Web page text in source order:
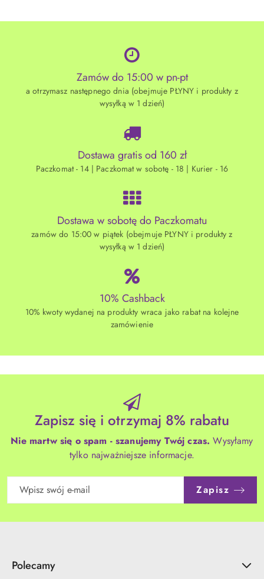
Zamów do 15:00 w pn-pt
a otrzymasz następnego dnia (obejmuje PŁYNY i produkty z
wysyłką w 1 dzień)
Dostawa gratis od 160 zł
Paczkomat - 14 | Paczkomat w sobotę - 18 | Kurier - 16
Dostawa w sobotę do Paczkomatu
zamów do 15:00 w piątek (obejmuje PŁYNY i produkty z
wysyłką w 1 dzień)
10% Cashback
10% kwoty wydanej na produkty wraca jako rabat na kolejne
zamówienie
Zapisz się i otrzymaj 8% rabatu
Nie martw się o spam - szanujemy Twój czas. Wysyłamy
tylko najważniejsze informacje.
Zapisz
Polecamy